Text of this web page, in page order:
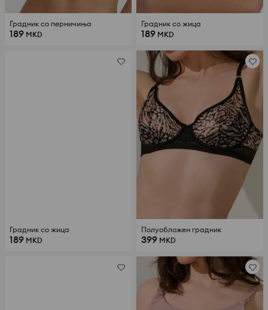
Градник со перничиња
189 MKD
Градник со жица
189 MKD
Градник со жица
189 MKD
Полуобложен градник
399 MKD